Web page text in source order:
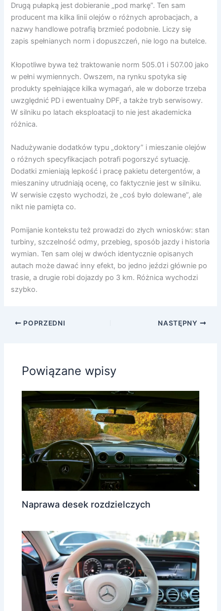
Drugą pułapką jest dobieranie „pod markę”. Ten sam
producent ma kilka linii olejów o różnych aprobacjach, a
nazwy handlowe potrafią brzmieć podobnie. Liczy się
zapis spełnianych norm i dopuszczeń, nie logo na butelce.
Kłopotliwe bywa też traktowanie norm 505.01 i 507.00 jako
w pełni wymiennych. Owszem, na rynku spotyka się
produkty spełniające kilka wymagań, ale w doborze trzeba
uwzględnić PD i ewentualny DPF, a także tryb serwisowy.
W silniku po latach eksploatacji to nie jest akademicka
różnica.
Nadużywanie dodatków typu „doktory” i mieszanie olejów
o różnych specyfikacjach potrafi pogorszyć sytuację.
Dodatki zmieniają lepkość i pracę pakietu detergentów, a
mieszaniny utrudniają ocenę, co faktycznie jest w silniku.
W serwisie często wychodzi, że „coś było dolewane”, ale
nikt nie pamięta co.
Pomijanie kontekstu też prowadzi do złych wniosków: stan
turbiny, szczelność odmy, przebieg, sposób jazdy i historia
wymian. Ten sam olej w dwóch identycznie opisanych
autach może dawać inny efekt, bo jedno jeździ głównie po
trasie, a drugie robi dojazdy po 3 km. Różnica wychodzi
szybko.
POPRZEDNI NASTĘPNY
Powiązane wpisy
Naprawa desek rozdzielczych